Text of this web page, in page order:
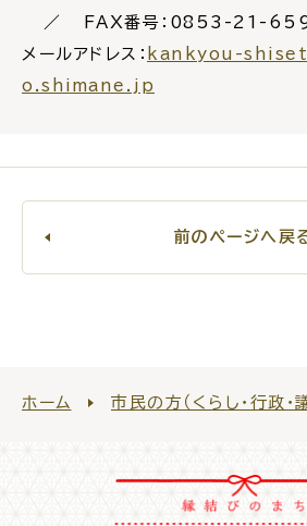
FAX番号：0853-21-
メールアドレス： kankyou-
o.shimane.jp
前のページへ戻
ホーム 市民の方（くらし・行政・